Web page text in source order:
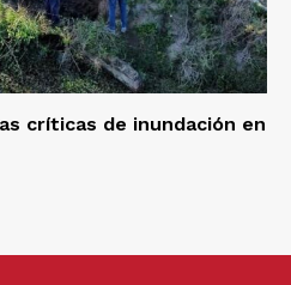
críticas de inundación en